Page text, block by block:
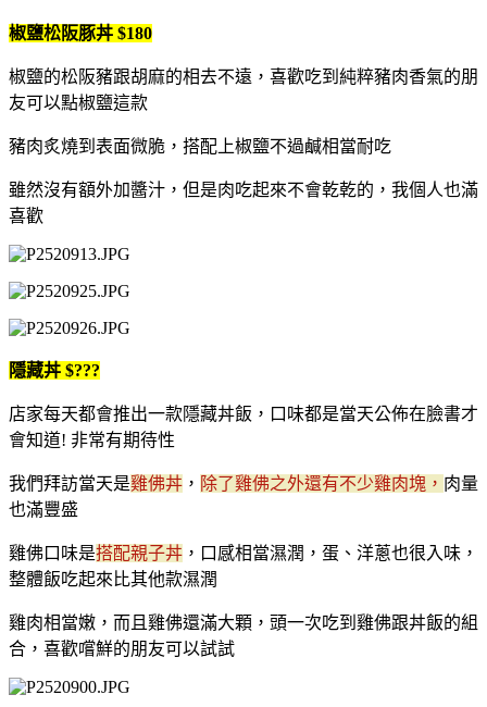
椒鹽松阪豚丼 $180
椒鹽的松阪豬跟胡麻的相去不遠，喜歡吃到純粹豬肉香氣的朋
友可以點椒鹽這款
豬肉炙燒到表面微脆，搭配上椒鹽不過鹹相當耐吃
雖然沒有額外加醬汁，但是肉吃起來不會乾乾的，我個人也滿
喜歡
隱藏丼 $???
店家每天都會推出一款隱藏丼飯，口味都是當天公佈在臉書才
會知道! 非常有期待性
我們拜訪當天是雞佛丼 ， 除了雞佛之外還有不少雞肉塊， 肉量
也滿豐盛
雞佛口味是搭配親子丼 ，口感相當濕潤，蛋、洋蔥也很入味，
整體飯吃起來比其他款濕潤
雞肉相當嫩，而且雞佛還滿大顆，頭一次吃到雞佛跟丼飯的組
合，喜歡嚐鮮的朋友可以試試